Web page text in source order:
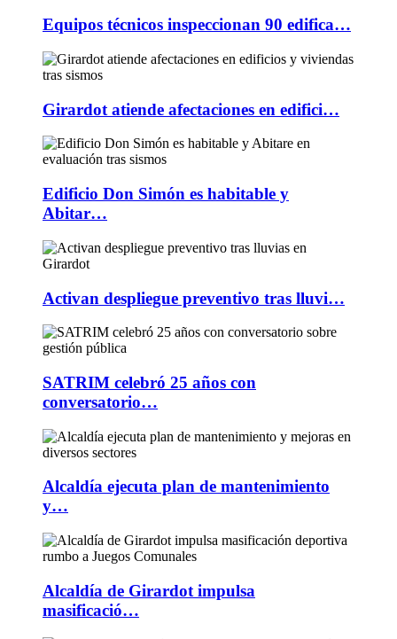
Equipos técnicos inspeccionan 90 edifica…
Girardot atiende afectaciones en edifici…
Edificio Don Simón es habitable y
Abitar…
Activan despliegue preventivo tras lluvi…
SATRIM celebró 25 años con
conversatorio…
Alcaldía ejecuta plan de mantenimiento
y…
Alcaldía de Girardot impulsa
masificació…